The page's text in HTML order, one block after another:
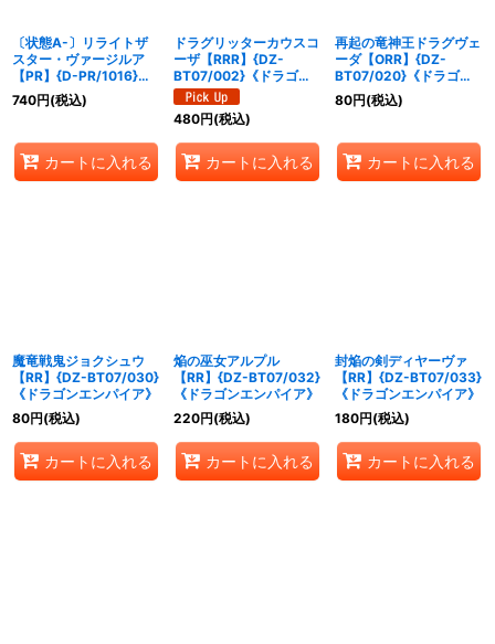
〔状態A-〕リライトザ
スター・ヴァージルア
【PR】{D-PR/1016}
《ドラゴンエンパイア》
740円(税込)
カートに入れる
ドラグリッターカウスコ
ーザ【RRR】{DZ-
BT07/002}《ドラゴン
エンパイア》
480円(税込)
カートに入れる
再起の竜神王ドラグヴェ
ーダ【ORR】{DZ-
BT07/020}《ドラゴン
エンパイア》
80円(税込)
カートに入れる
魔竜戦鬼ジョクシュウ
【RR】{DZ-BT07/030}
《ドラゴンエンパイア》
80円(税込)
カートに入れる
焔の巫女アルプル
【RR】{DZ-BT07/032}
《ドラゴンエンパイア》
220円(税込)
カートに入れる
封焔の剣ディヤーヴァ
【RR】{DZ-BT07/033}
《ドラゴンエンパイア》
180円(税込)
カートに入れる